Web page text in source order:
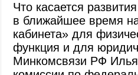
Что касается
в ближайшее время
кабинета» для
функция и для
Минкомсвязи РФ Илья